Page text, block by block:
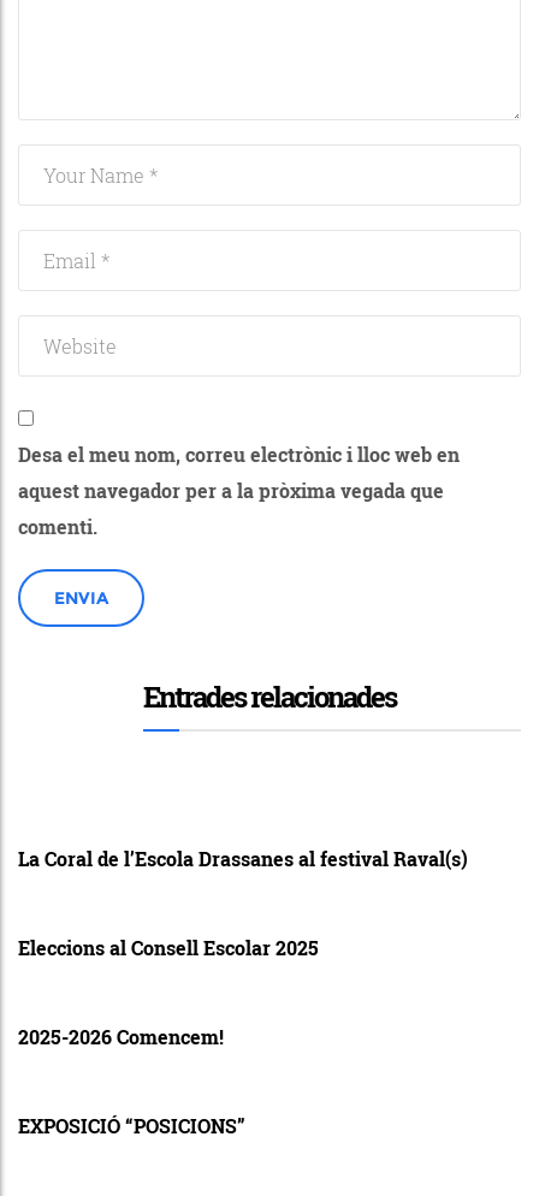
Desa el meu nom, correu electrònic i lloc web en
aquest navegador per a la pròxima vegada que
comenti.
Entrades relacionades
La Coral de l’Escola Drassanes al festival Raval(s)
Eleccions al Consell Escolar 2025
2025-2026 Comencem!
EXPOSICIÓ “POSICIONS”